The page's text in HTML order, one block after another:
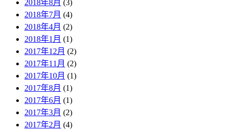
2018年8月 (3)
2018年7月 (4)
2018年4月 (2)
2018年1月 (1)
2017年12月 (2)
2017年11月 (2)
2017年10月 (1)
2017年8月 (1)
2017年6月 (1)
2017年3月 (2)
2017年2月 (4)